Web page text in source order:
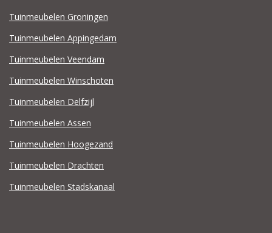
Tuinmeubelen Groningen
Tuinmeubelen Appingedam
Tuinmeubelen Veendam
Tuinmeubelen Winschoten
Tuinmeubelen Delfzijl
Tuinmeubelen Assen
Tuinmeubelen Hoogezand
Tuinmeubelen Drachten
Tuinmeubelen Stadskanaal